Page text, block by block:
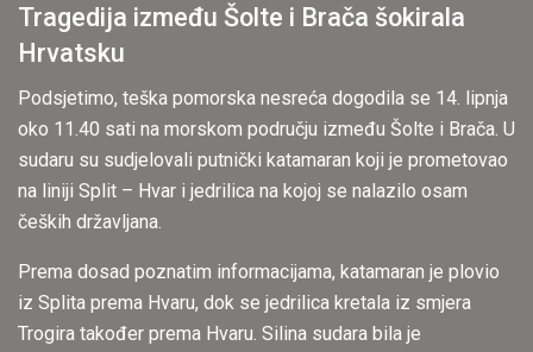
Tragedija između Šolte i Brača šokirala
Hrvatsku
Podsjetimo, teška pomorska nesreća dogodila se 14. lipnja
oko 11.40 sati na morskom području između Šolte i Brača. U
sudaru su sudjelovali putnički katamaran koji je prometovao
na liniji Split – Hvar i jedrilica na kojoj se nalazilo osam
čeških državljana.
Prema dosad poznatim informacijama, katamaran je plovio
iz Splita prema Hvaru, dok se jedrilica kretala iz smjera
Trogira također prema Hvaru. Silina sudara bila je